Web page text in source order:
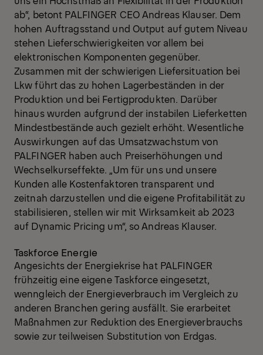
ab“, betont PALFINGER CEO Andreas Klauser. Dem
hohen Auftragsstand und Output auf gutem Niveau
stehen Lieferschwierigkeiten vor allem bei
elektronischen Komponenten gegenüber.
Zusammen mit der schwierigen Liefersituation bei
Lkw führt das zu hohen Lagerbeständen in der
Produktion und bei Fertigprodukten. Darüber
hinaus wurden aufgrund der instabilen Lieferketten
Mindestbestände auch gezielt erhöht. Wesentliche
Auswirkungen auf das Umsatzwachstum von
PALFINGER haben auch Preiserhöhungen und
Wechselkurseffekte. „Um für uns und unsere
Kunden alle Kostenfaktoren transparent und
zeitnah darzustellen und die eigene Profitabilität zu
stabilisieren, stellen wir mit Wirksamkeit ab 2023
auf Dynamic Pricing um“, so Andreas Klauser.
Taskforce Energie
Angesichts der Energiekrise hat PALFINGER
frühzeitig eine eigene Taskforce eingesetzt,
wenngleich der Energieverbrauch im Vergleich zu
anderen Branchen gering ausfällt. Sie erarbeitet
Maßnahmen zur Reduktion des Energieverbrauchs
sowie zur teilweisen Substitution von Erdgas.